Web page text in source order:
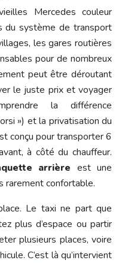
Mercedes couleur
du système de transport
les gares routières
pour de nombreux
peut être déroutant
le juste prix et voyager
la différence
») et la privatisation du
conçu pour transporter 6
à côté du chauffeur.
arrière est une
rarement confortable.
Le taxi ne part que
plus d’espace ou partir
plusieurs places, voire
C’est là qu’intervient